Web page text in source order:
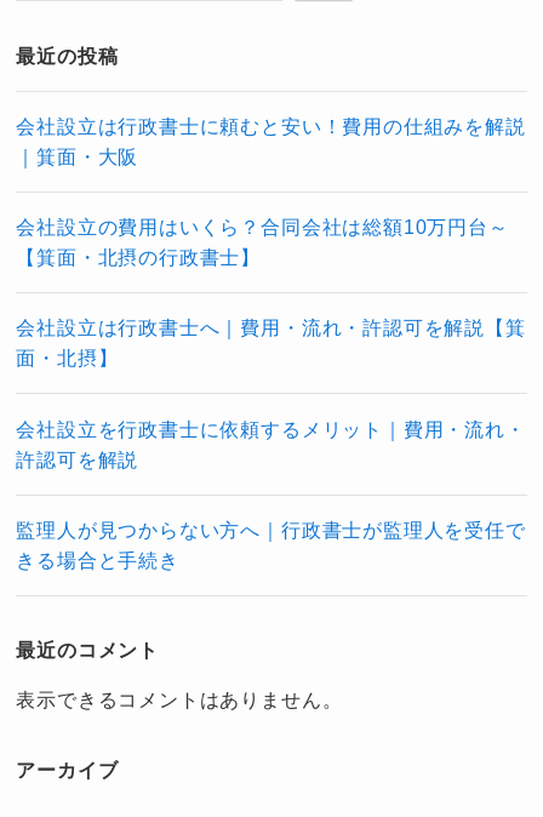
最近の投稿
会社設立は行政書士に頼むと安い！費用の仕組みを解説
｜箕面・大阪
会社設立の費用はいくら？合同会社は総額10万円台～
【箕面・北摂の行政書士】
会社設立は行政書士へ｜費用・流れ・許認可を解説【箕
面・北摂】
会社設立を行政書士に依頼するメリット｜費用・流れ・
許認可を解説
監理人が見つからない方へ｜行政書士が監理人を受任で
きる場合と手続き
最近のコメント
表示できるコメントはありません。
アーカイブ